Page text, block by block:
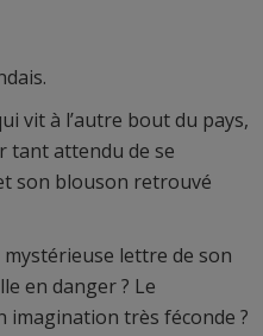
vit à l’autre bout du pays,
tant attendu de se
son blouson retrouvé
lettre de son
en danger ? Le
imagination très féconde ?